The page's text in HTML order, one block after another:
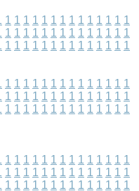
1 1 1 1 1 1 1 1 1 1 1 1 1 1
1 1 1 1 1 1 1 1 1 1 1 1 1 1
1 1 1 1 1 1 1 1 1 1 1 1 1 1
1 1 1 1 1 1 1 1 1 1 1 1 1 1
1 1 1 1 1 1 1 1 1 1 1 1 1 1
1 1 1 1 1 1 1 1 1 1 1 1 1 1
1 1 1 1 1 1 1 1 1 1 1 1 1 1
1 1 1 1 1 1 1 1 1 1 1 1 1 1
1 1 1 1 1 1 1 1 1 1 1 1 1 1